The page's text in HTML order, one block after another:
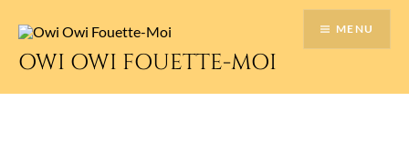
contenu
OWI OWI FOUETTE-MOI
MENU